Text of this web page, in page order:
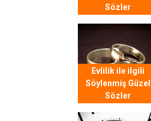
Sözler
Evlilik ile ilgili
Söylenmiş Güzel
Sözler